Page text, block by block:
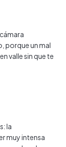
porque un mal
valle sin que te
la
muy intensa